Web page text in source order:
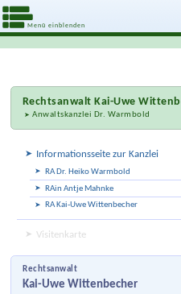
Menü einblenden
RechtsanwaltKai-Uwe
Anwaltskanzlei Dr. Warmbold
Informationsseite zur Kanzlei
RA Dr. Heiko Warmbold
RAin Antje Mahnke
RA Kai-Uwe Wittenbecher
Visitenkarte
Rechtsanwalt
Kai-Uwe Wittenbecher